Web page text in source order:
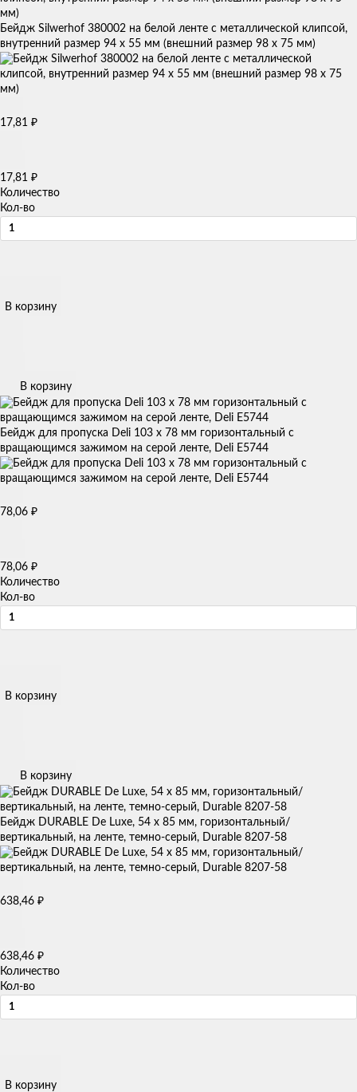
Бейдж Silwerhof 380002 на белой ленте с металлической клипсой,
внутренний размер 94 х 55 мм (внешний размер 98 х 75 мм)
17,81 ₽
17,81 ₽
Количество
Кол-во
В корзину
В корзину
Бейдж для пропуска Deli 103 x 78 мм горизонтальный с
вращающимся зажимом на серой ленте, Deli E5744
78,06 ₽
78,06 ₽
Количество
Кол-во
В корзину
В корзину
Бейдж DURABLE De Luxe, 54 х 85 мм, горизонтальный/
вертикальный, на ленте, темно-серый, Durable 8207-58
638,46 ₽
638,46 ₽
Количество
Кол-во
В корзину